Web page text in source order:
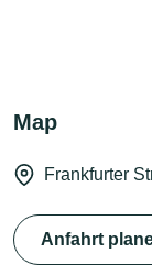
Map
Frankfurter
Anfahrt